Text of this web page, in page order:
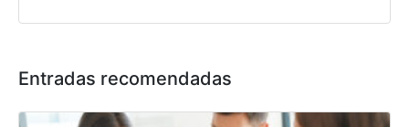
Entradas recomendadas